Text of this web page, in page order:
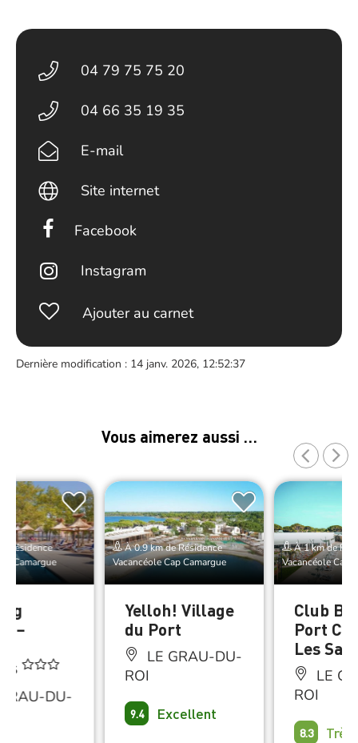
04 79 75 75 20
04 66 35 19 35
E-mail
Site internet
Facebook
Instagram
Ajouter au carnet
Dernière modification : 14 janv. 2026, 12:52:37
Vous aimerez aussi …
Résidence
Camargue
–
DU-
À 0.9 km de Résidence
Vacancéole Cap Camargue
Yelloh! Village
du Port
LE GRAU-DU-
ROI
9.4 Excellent
À 1 km de
Vacancéole Cap
Club
Port
Les
LE
ROI
8.3 Très